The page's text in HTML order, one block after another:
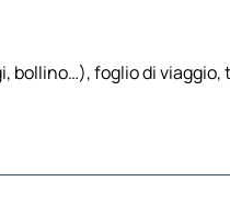
bollino…), foglio di